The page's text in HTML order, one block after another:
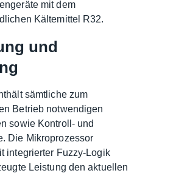
mit dem
Kältemittel R32.
und
sämtliche zum
Betrieb notwendigen
sowie Kontroll- und
Die Mikroprozessor
integrierter Fuzzy-Logik
Leistung den aktuellen